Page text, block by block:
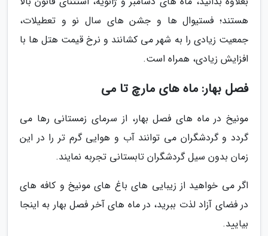
هستند؛ فستیوال ها و جشن های سال نو و تعطیلات،
جمعیت زیادی را به شهر می کشانند و نرخ قیمت هتل ها با
افزایش زیادی، همراه است.
فصل بهار: ماه های مارچ تا می
مونیخ در ماه های فصل بهار، از سرمای زمستانی رها می
گردد و گردشگران می توانند آب و هوایی گرم تر را در این
زمان بدون سیل گردشگران تابستانی تجربه نمایند.
اگر می خواهید از زیبایی های باغ های مونیخ و کافه های
در فضای آزاد لذت ببرید، در ماه های آخر فصل بهار به اینجا
بیایید.